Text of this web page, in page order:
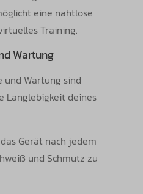
eine nahtlose
Training.
Wartung
und Wartung sind
Langlebigkeit deines
Gerät nach jedem
und Schmutz zu